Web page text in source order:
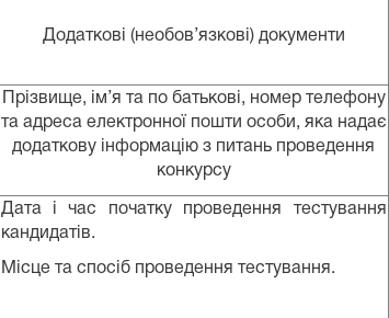
Додаткові (необов’язкові) документи
Прізвище, ім’я та по батькові, номер телефону
та адреса електронної пошти особи, яка надає
додаткову інформацію з питань проведення
конкурсу
Дата і час початку проведення тестування
кандидатів.
Місце та спосіб проведення тестування.